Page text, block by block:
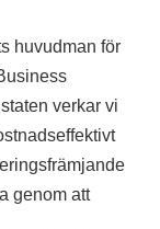
huvudman för
verkar vi
genom att